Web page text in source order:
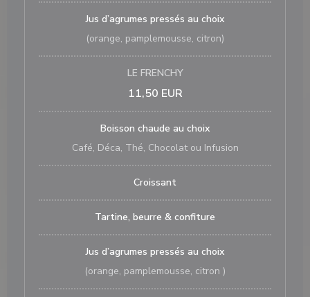
Jus d’agrumes pressés au choix
(orange, pamplemousse, citron)
LE FRENCHY
11,50 EUR
Boisson chaude au choix
Café, Déca, Thé, Chocolat ou Infusion
Croissant
Tartine, beurre & confiture
Jus d’agrumes pressés au choix
(orange, pamplemousse, citron )